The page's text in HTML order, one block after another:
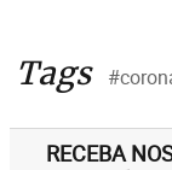
Tags
RECEBA